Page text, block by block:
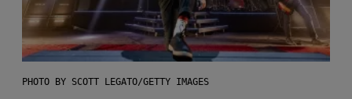
PHOTO BY SCOTT LEGATO/GETTY IMAGES